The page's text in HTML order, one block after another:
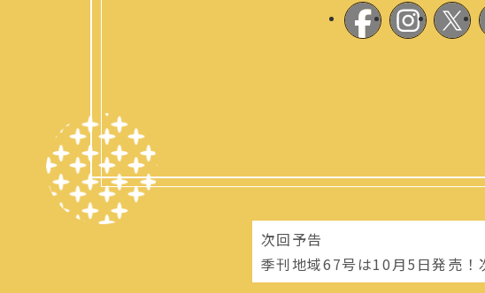
次回予告
季刊地域67号は10月5日発売！